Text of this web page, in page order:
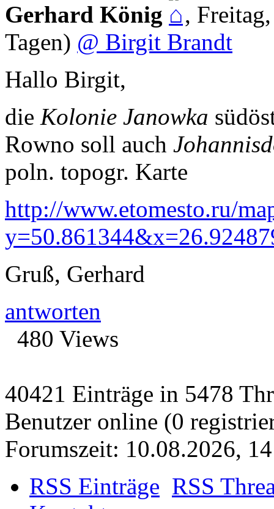
Gerhard König ,
Tagen) @ Birgit Brandt
Hallo Birgit,
die Kolonie Janowka
Rowno soll auch
poln. topogr. Karte
http://www.etomesto.ru/
Gruß, Gerhard
antworten
480 Views
40421 Einträge in 5478
Benutzer online (0
Forumszeit: 10.08.2026,
RSS Einträge RSS